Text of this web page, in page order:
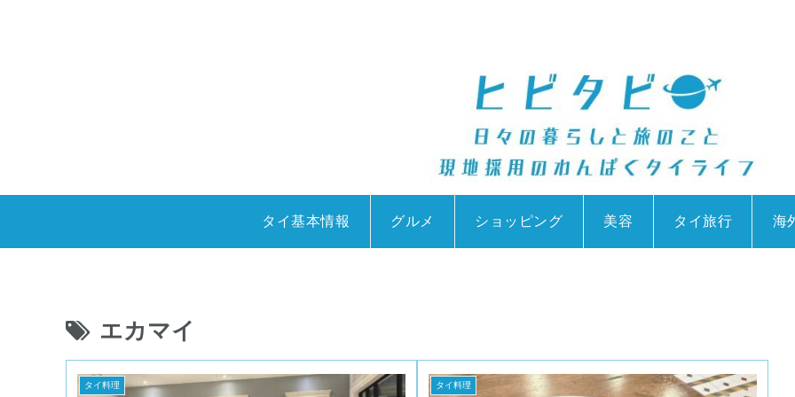
タイ基本情報 グルメ ショッピング 美容 タイ旅行 海
エカマイ
タイ料理 タイ料理